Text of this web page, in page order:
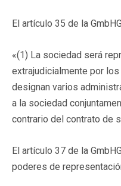
El artículo 35 de la
«(1) La sociedad será
extrajudicialmente por
designan varios
a la sociedad
contrario del contrato de
El artículo 37 de la
poderes de